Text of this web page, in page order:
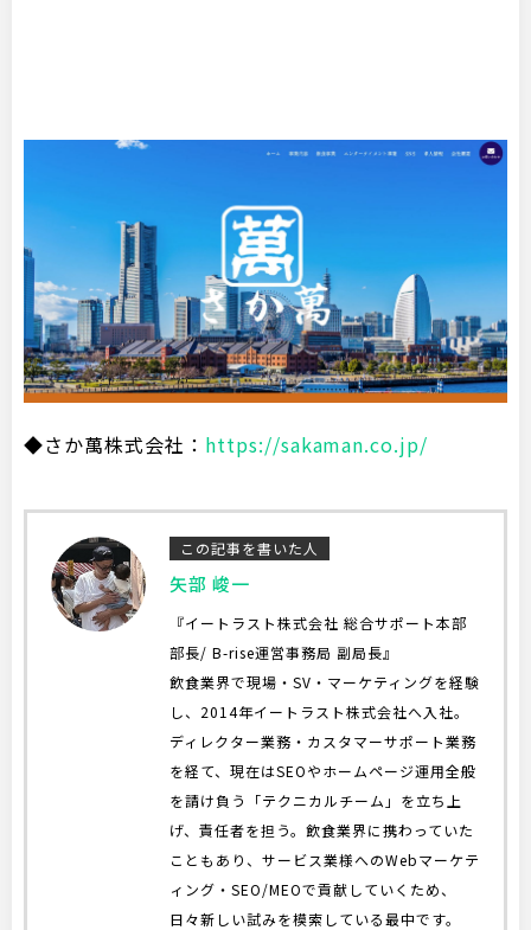
◆さか萬株式会社： https://sakaman.co.jp/
この記事を書いた人
矢部 峻一
『イートラスト株式会社 総合サポート本部
部長/ B-rise運営事務局 副局長』
飲食業界で現場・SV・マーケティングを経験
し、2014年イートラスト株式会社へ入社。
ディレクター業務・カスタマーサポート業務
を経て、現在はSEOやホームページ運用全般
を請け負う「テクニカルチーム」を立ち上
げ、責任者を担う。飲食業界に携わっていた
こともあり、サービス業様へのWebマーケテ
ィング・SEO/MEOで貢献していくため、
日々新しい試みを模索している最中です。